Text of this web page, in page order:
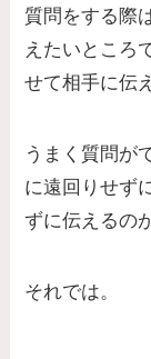
質問をする際
えたいところ
せて相手に伝
うまく質問が
に遠回りせず
ずに伝えるの
それでは。